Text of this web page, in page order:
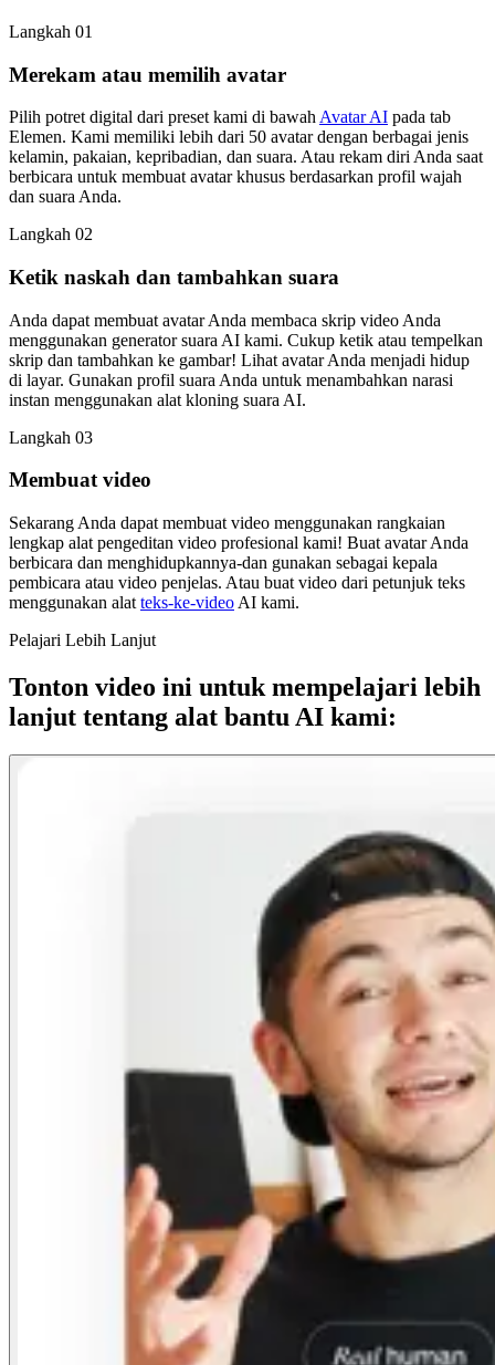
Langkah 01
Merekam atau memilih avatar
Pilih potret digital dari preset kami di bawah Avatar AI pada tab
Elemen. Kami memiliki lebih dari 50 avatar dengan berbagai jenis
kelamin, pakaian, kepribadian, dan suara. Atau rekam diri Anda saat
berbicara untuk membuat avatar khusus berdasarkan profil wajah
dan suara Anda.
Langkah 02
Ketik naskah dan tambahkan suara
Anda dapat membuat avatar Anda membaca skrip video Anda
menggunakan generator suara AI kami. Cukup ketik atau tempelkan
skrip dan tambahkan ke gambar! Lihat avatar Anda menjadi hidup
di layar. Gunakan profil suara Anda untuk menambahkan narasi
instan menggunakan alat kloning suara AI.
Langkah 03
Membuat video
Sekarang Anda dapat membuat video menggunakan rangkaian
lengkap alat pengeditan video profesional kami! Buat avatar Anda
berbicara dan menghidupkannya-dan gunakan sebagai kepala
pembicara atau video penjelas. Atau buat video dari petunjuk teks
menggunakan alat teks-ke-video AI kami.
Pelajari Lebih Lanjut
Tonton video ini untuk mempelajari lebih
lanjut tentang alat bantu AI kami: